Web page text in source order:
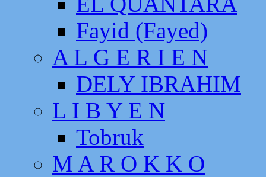
Fayid (Fayed)
A L G E R I E N
DELY IBRAHIM
L I B Y E N
Tobruk
M A R O K K O